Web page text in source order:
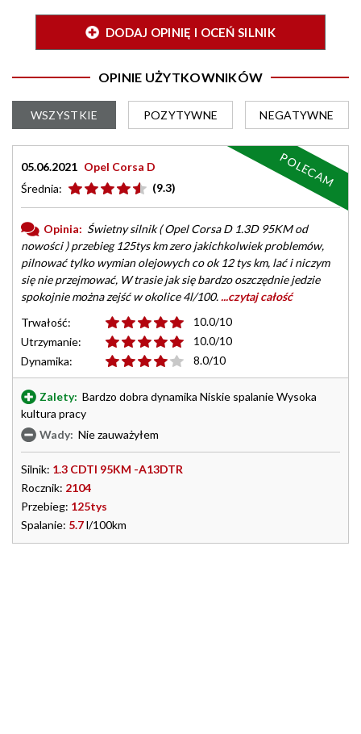
DODAJ OPINIĘ I OCEŃ SILNIK
OPINIE UŻYTKOWNIKÓW
WSZYSTKIE POZYTYWNE NEGATYWNE
05.06.2021 Opel Corsa D
Średnia:
(9.3)
Opinia: Świetny silnik ( Opel Corsa D 1.3D 95KM od
nowości ) przebieg 125tys km zero jakichkolwiek problemów,
pilnować tylko wymian olejowych co ok 12 tys km, lać i niczym
się nie przejmować, W trasie jak się bardzo oszczędnie jedzie
spokojnie można zejść w okolice 4l/100. ...czytaj całość
Trwałość:
10.0/10
Utrzymanie:
10.0/10
Dynamika:
8.0/10
Zalety: Bardzo dobra dynamika Niskie spalanie Wysoka
kultura pracy
Wady: Nie zauważyłem
Silnik: 1.3 CDTI 95KM -A13DTR
Rocznik: 2104
Przebieg: 125tys
Spalanie: 5.7l/100km
POLECAM